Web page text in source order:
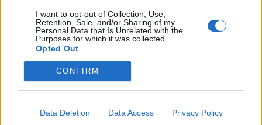
I want to opt-out of Collection, Use,
Retention, Sale, and/or Sharing of my
Personal Data that Is Unrelated with the
Purposes for which it was collected.
Opted Out
CONFIRM
Data Deletion Data Access Privacy Policy
обръщайтесамо към съпорт,
със снимка на екрана, на която е видим отворен
въпросният подарък, както и ID на фермата, дата
11.10.24
.TAINNA. харесва това.